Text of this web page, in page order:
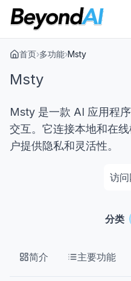
首页›多功能›Msty
Msty
Msty 是一款 AI 应用程
交互。它连接本地和在
户提供隐私和灵活性。
访
分类
简介 主要功能